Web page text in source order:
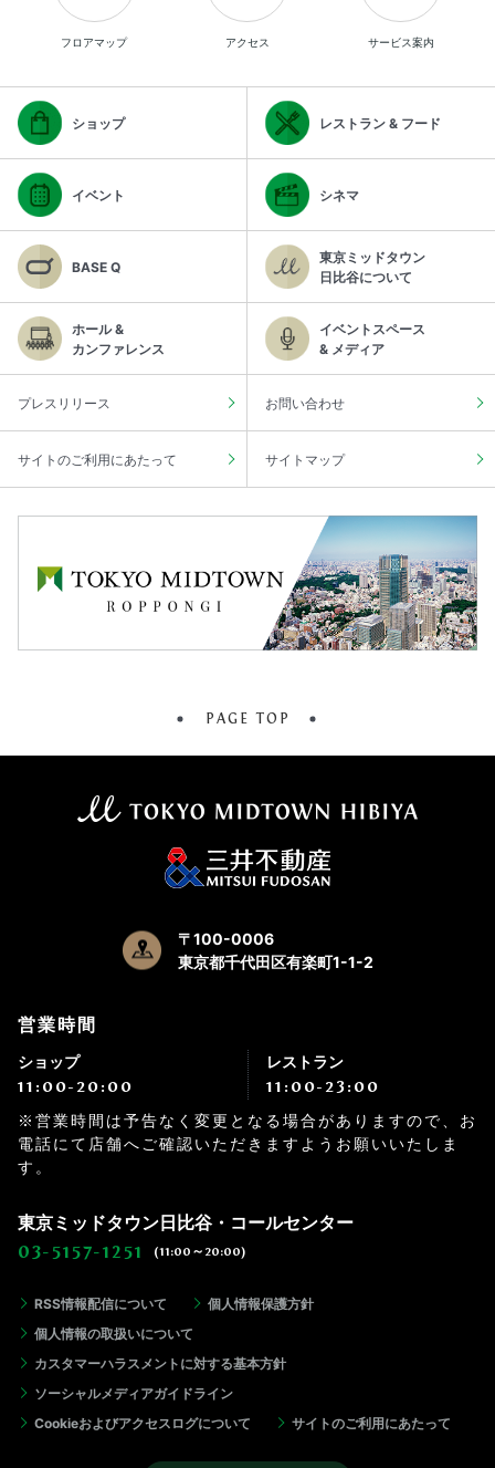
フロアマップ アクセス サービス案内
ショップ レストラン & フード
イベント シネマ
BASE Q
東京ミッドタウン
日比谷について
ホール &
カンファレンス
イベントスペース
& メディア
プレスリリース お問い合わせ
サイトのご利用にあたって サイトマップ
PAGE TOP
〒100-0006
東京都千代田区有楽町1-1-2
営業時間
ショップ
11:00-20:00
レストラン
11:00-23:00
※営業時間は予告なく変更となる場合がありますので、お
電話にて店舗へご確認いただきますようお願いいたしま
す。
東京ミッドタウン日比谷・コールセンター
03-5157-1251 (11:00～20:00)
RSS情報配信について
個人情報保護方針
個人情報の取扱いについて
カスタマーハラスメントに対する基本方針
ソーシャルメディアガイドライン
Cookieおよびアクセスログについて
サイトのご利用にあたって